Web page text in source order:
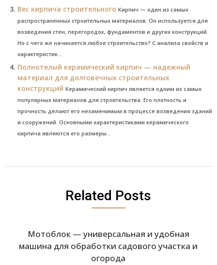
Вес кирпича строительного Кирпич — один из самых
распространенных строительных материалов. Он используется для
возведения стен, перегородок, фундаментов и других конструкций.
Но с чего же начинается любое строительство? С анализа свойств и
характеристик...
Полнотелый керамический кирпич — надежный
материал для долговечных строительных
конструкций Керамический кирпич является одним из самых
популярных материалов для строительства. Его плотность и
прочность делают его незаменимым в процессе возведения зданий
и сооружений. Основными характеристиками керамического
кирпича являются его размеры...
Related Posts
Мотоблок — универсальная и удобная
машина для обработки садового участка и
огорода